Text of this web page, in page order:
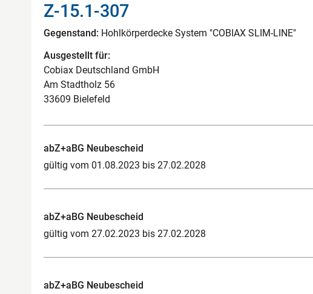
Z-15.1-307
Gegenstand: Hohlkörperdecke System "COBIAX SLIM-LINE"
Ausgestellt für:
Cobiax Deutschland GmbH
Am Stadtholz 56
33609 Bielefeld
abZ+aBG Neubescheid
gültig vom 01.08.2023 bis 27.02.2028
abZ+aBG Neubescheid
gültig vom 27.02.2023 bis 27.02.2028
abZ+aBG Neubescheid